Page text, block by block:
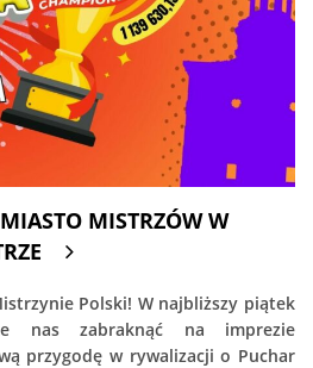
MISTRZÓW W
Polski! W najbliższy piątek
nas zabraknąć na imprezie
przygodę w rywalizacji o Puchar